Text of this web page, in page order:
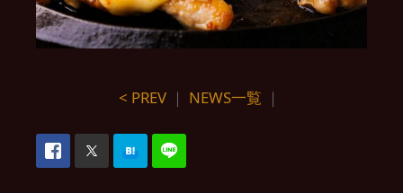
< PREV ｜ NEWS一覧 ｜